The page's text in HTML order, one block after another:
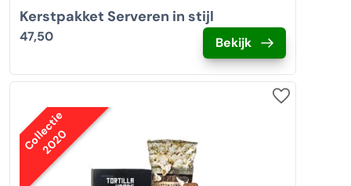
Kerstpakket Serveren in stijl
47,50 Bekijk
Collectie
2020